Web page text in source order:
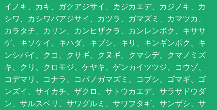
イノキ、カキ、ガクアジサイ、カジカエデ、カジノキ、カ
シワ、カシワバアジサイ、カツラ、ガマズミ、カマツカ、
カラタチ、カリン、カンヒザクラ、カンレンボク、キササ
ゲ、キソケイ、キハダ、キブシ、キリ、キンギンボク、キ
ンシバイ、クコ、クサギ、クヌギ、クマシデ、クマノミズ
キ、クリ、クロモジ、ケヤキ、ゲンカイツツジ、コウゾ、
コデマリ、コナラ、コバノガマズミ、コブシ、ゴマギ、ゴ
ンズイ、サイカチ、ザクロ、サトウカエデ、サラサドウダ
ン、サルスベリ、サワグルミ、サワフタギ、サンザシ、サ